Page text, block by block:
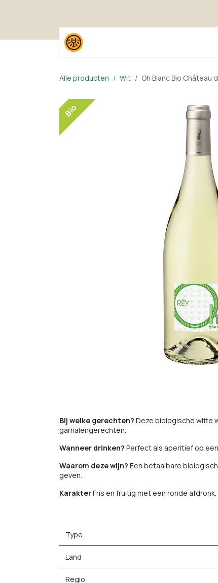
Alle producten Wit Oh Blanc Bio Château
Bio
Bij welke gerechten? Deze biologische witte
garnalengerechten.
Wanneer drinken? Perfect als aperitief op
Waarom deze wijn? Een betaalbare
geven.
KarakterFris en fruitig met een ronde
Type
Land
Regio